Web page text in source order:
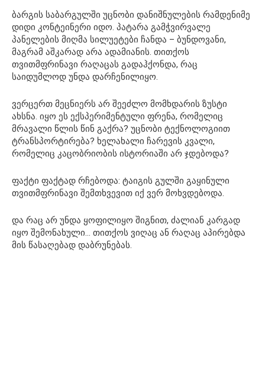
ბარგის საბარგულში უცნობი დანიშნულების რამდენიმე
დიდი კონტეინერი იდო. პატარა გამჭვირვალე
პანელების მიღმა სილუეტები ჩანდა – ბუნდოვანი,
მაგრამ აშკარად არა ადამიანის. თითქოს
თვითმფრინავი რაღაცას გადაჰქონდა, რაც
საიდუმლოდ უნდა დარჩენილიყო.
ვერცერთ მეცნიერს არ შეეძლო მომხდარის ზუსტი
ახსნა. იყო ეს ექსპერიმენტული ფრენა, რომელიც
მრავალი წლის წინ გაქრა? უცნობი ტექნოლოგიით
ტრანსპორტირება? ხელახალი ჩარევის კვალი,
რომელიც კაცობრიობის ისტორიაში არ ჯდებოდა?
ფაქტი ფაქტად რჩებოდა: ტაიგის გულში გაყინული
თვითმფრინავი შემთხვევით იქ ვერ მოხვდებოდა.
და რაც არ უნდა ყოფილიყო შიგნით, ძალიან კარგად
იყო შემონახული… თითქოს ვიღაც ან რაღაც აპირებდა
მის წასაღებად დაბრუნებას.